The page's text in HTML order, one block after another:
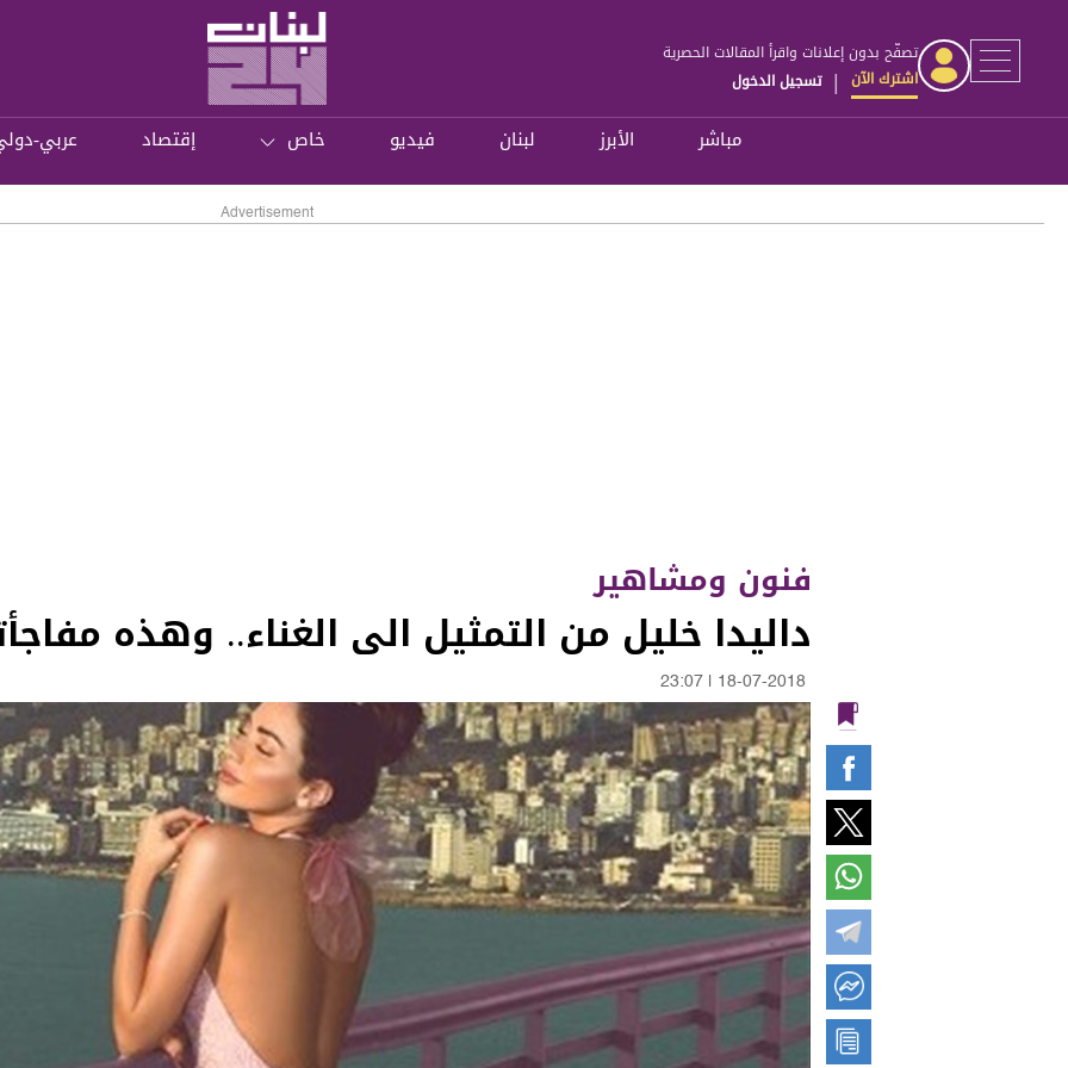
تصفّح بدون إعلانات واقرأ المقالات الحصرية
اشترك الآن | تسجيل الدخول
مباشر الأبرز لبنان فيديو خاص إقتصاد عربي-
Advertisement
فنون ومشاهير
داليدا خليل من التمثيل الى الغناء.. وهذه
18-07-2018
23:07